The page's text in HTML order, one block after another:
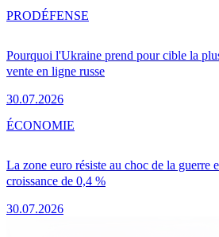
Pourquoi l'Ukraine prend pour cible la
vente en ligne russe
30.07.2026
PRODÉFENSE
La zone euro résiste au choc de la guerre
croissance de 0,4 %
30.07.2026
ÉCONOMIE